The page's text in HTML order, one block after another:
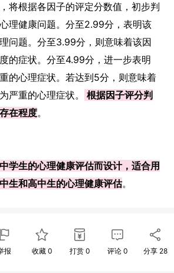
将根据各因子的评定分数值，初步判
理健康问题。分至2.99分，表明该
问题。分至3.99分，则意味着该因
的症状。分至4.99分，进一步表明
的心理症状。若达到5分，则意味着
严重的心理症状。
根据因子评分判
在程度。
学生的心理健康评估而设计，适合用
生和高中生的心理健康评估。
报 收藏 0 打赏 0 评论 0 分享 28